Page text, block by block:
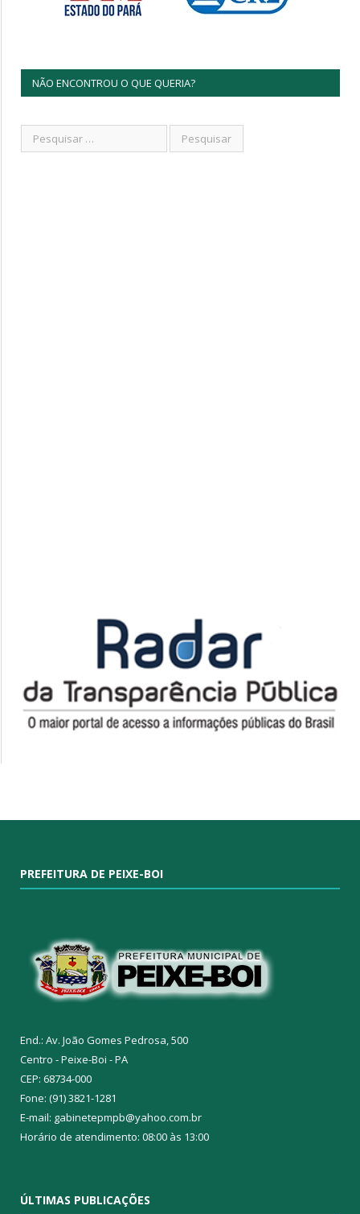
NÃO ENCONTROU O QUE QUERIA?
PREFEITURA DE PEIXE-BOI
End.: Av. João Gomes Pedrosa, 500
Centro - Peixe-Boi - PA
CEP: 68734-000
Fone: (91) 3821-1281
E-mail: gabinetepmpb@yahoo.com.br
Horário de atendimento: 08:00 às 13:00
ÚLTIMAS PUBLICAÇÕES